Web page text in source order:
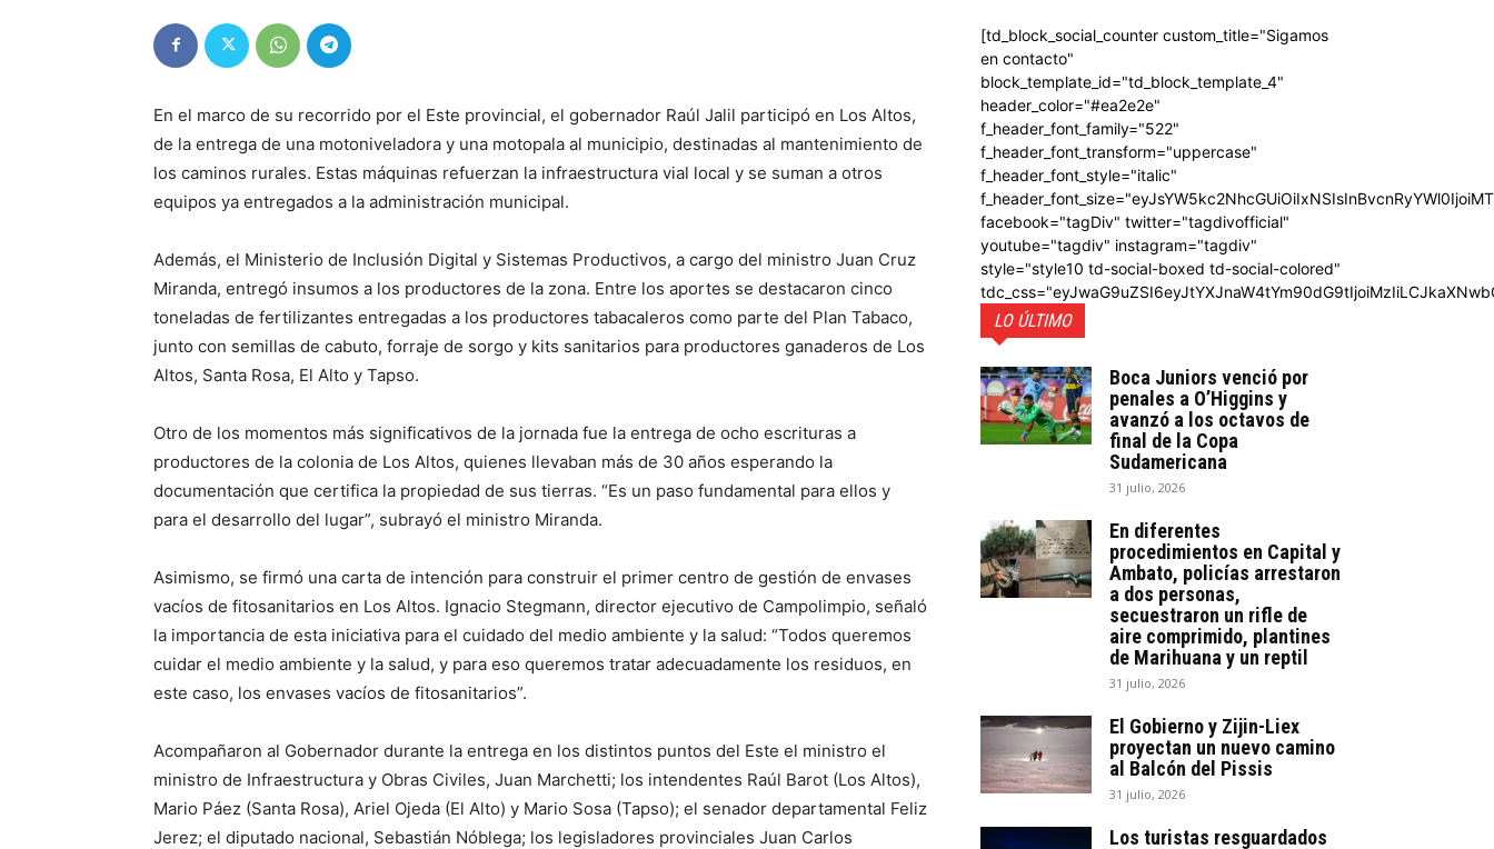
En el marco de su recorrido por el Este provincial, el gobernador Raúl Jalil participó en Los Altos,
de la entrega de una motoniveladora y una motopala al municipio, destinadas al mantenimiento de
los caminos rurales. Estas máquinas refuerzan la infraestructura vial local y se suman a otros
equipos ya entregados a la administración municipal.
Además, el Ministerio de Inclusión Digital y Sistemas Productivos, a cargo del ministro Juan Cruz
Miranda, entregó insumos a los productores de la zona. Entre los aportes se destacaron cinco
toneladas de fertilizantes entregadas a los productores tabacaleros como parte del Plan Tabaco,
junto con semillas de cabuto, forraje de sorgo y kits sanitarios para productores ganaderos de Los
Altos, Santa Rosa, El Alto y Tapso.
Otro de los momentos más significativos de la jornada fue la entrega de ocho escrituras a
productores de la colonia de Los Altos, quienes llevaban más de 30 años esperando la
documentación que certifica la propiedad de sus tierras. “Es un paso fundamental para ellos y
para el desarrollo del lugar”, subrayó el ministro Miranda.
Asimismo, se firmó una carta de intención para construir el primer centro de gestión de envases
vacíos de fitosanitarios en Los Altos. Ignacio Stegmann, director ejecutivo de Campolimpio, señaló
la importancia de esta iniciativa para el cuidado del medio ambiente y la salud: “Todos queremos
cuidar el medio ambiente y la salud, y para eso queremos tratar adecuadamente los residuos, en
este caso, los envases vacíos de fitosanitarios”.
Acompañaron al Gobernador durante la entrega en los distintos puntos del Este el ministro el
ministro de Infraestructura y Obras Civiles, Juan Marchetti; los intendentes Raúl Barot (Los Altos),
Mario Páez (Santa Rosa), Ariel Ojeda (El Alto) y Mario Sosa (Tapso); el senador departamental Feliz
Jerez; el diputado nacional, Sebastián Nóblega; los legisladores provinciales Juan Carlos
[td_block_social_counter custom_title="Sigamos
en contacto"
block_template_id="td_block_template_4"
header_color="#ea2e2e"
f_header_font_family="522"
f_header_font_transform="uppercase"
f_header_font_style="italic"
facebook="tagDiv" twitter="tagdivofficial"
youtube="tagdiv" instagram="tagdiv"
style="style10 td-social-boxed td-social-colored"
LO ÚLTIMO
Boca Juniors venció por
penales a O’Higgins y
avanzó a los octavos de
final de la Copa
Sudamericana
31 julio, 2026
En diferentes
procedimientos en Capital y
Ambato, policías arrestaron
a dos personas,
secuestraron un rifle de
aire comprimido, plantines
de Marihuana y un reptil
31 julio, 2026
El Gobierno y Zijin-Liex
proyectan un nuevo camino
al Balcón del Pissis
31 julio, 2026
Los turistas resguardados